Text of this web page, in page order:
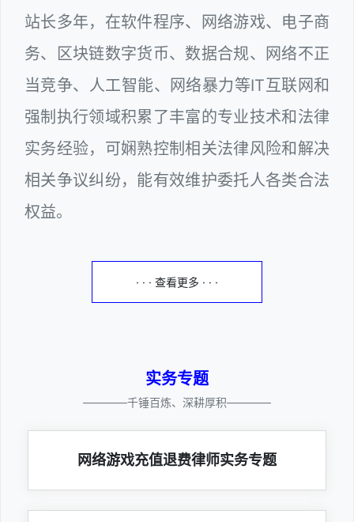
站长多年，在软件程序、网络游戏、电子商
务、区块链数字货币、数据合规、网络不正
当竞争、人工智能、网络暴力等IT互联网和
强制执行领域积累了丰富的专业技术和法律
实务经验，可娴熟控制相关法律风险和解决
相关争议纠纷，能有效维护委托人各类合法
权益。
· · · 查看更多 · · ·
实务专题
————千锤百炼、深耕厚积————
网络游戏充值退费律师实务专题